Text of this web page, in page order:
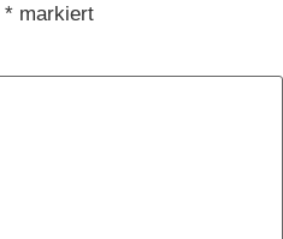
* markiert